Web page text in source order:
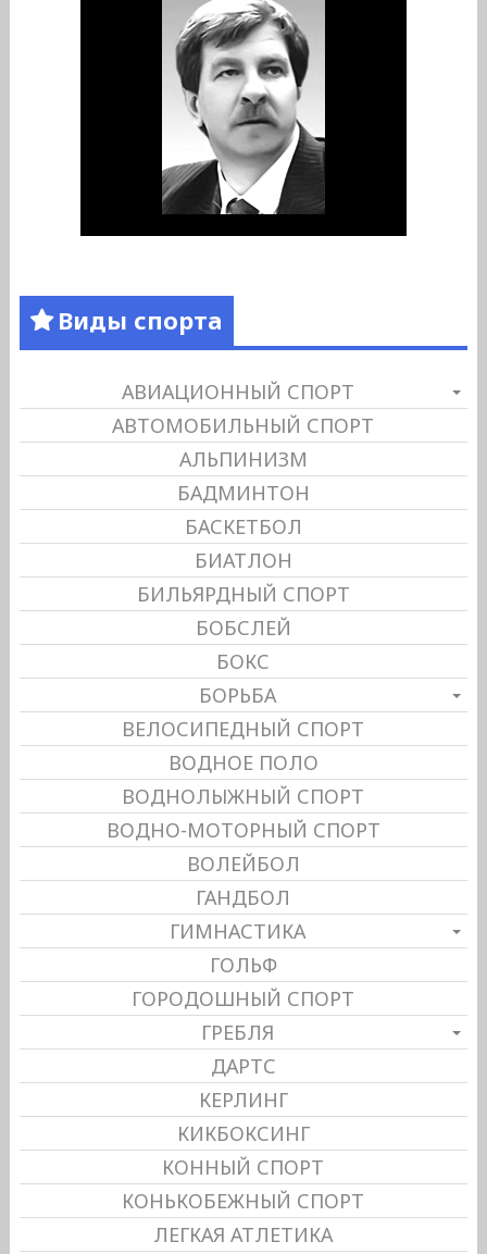
Виды спорта
АВИАЦИОННЫЙ СПОРТ
АВТОМОБИЛЬНЫЙ СПОРТ
АЛЬПИНИЗМ
БАДМИНТОН
БАСКЕТБОЛ
БИАТЛОН
БИЛЬЯРДНЫЙ СПОРТ
БОБСЛЕЙ
БОКС
БОРЬБА
ВЕЛОСИПЕДНЫЙ СПОРТ
ВОДНОЕ ПОЛО
ВОДНОЛЫЖНЫЙ СПОРТ
ВОДНО-МОТОРНЫЙ СПОРТ
ВОЛЕЙБОЛ
ГАНДБОЛ
ГИМНАСТИКА
ГОЛЬФ
ГОРОДОШНЫЙ СПОРТ
ГРЕБЛЯ
ДАРТС
КЕРЛИНГ
КИКБОКСИНГ
КОННЫЙ СПОРТ
КОНЬКОБЕЖНЫЙ СПОРТ
ЛЕГКАЯ АТЛЕТИКА